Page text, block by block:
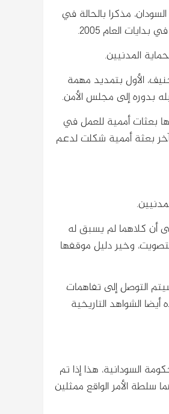
مذكرا بالحالة في
العام 2005.
المدنيين.
الأول بتمديد مهمة
بدوره إلى مجلس الأمن.
بعثات أممية للعمل في
بعد اتفاق نيفاشا، وحتى آخر بعثة أممية شكلت لدعم
أن كلاهما لم يسبق له
وخير دليل موقفها
التوصل إلى تفاهمات
الشواهد التاريخية
السودانية، هذا إذا تم
سلطة الأمر الواقع ممثلين